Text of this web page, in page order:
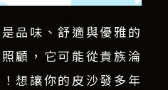
品味、舒適與優雅的
顧，它可能從貴族淪
想讓你的皮沙發多年